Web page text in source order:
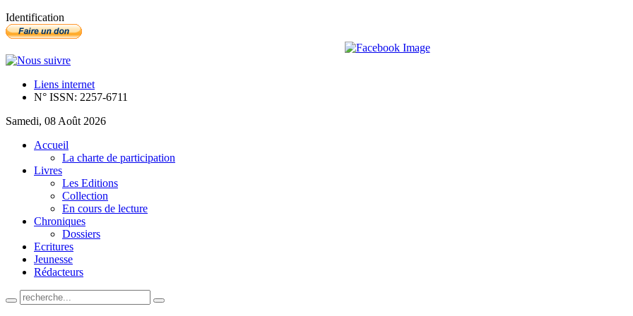
Identification
Liens internet
N° ISSN: 2257-6711
Samedi, 08 Août 2026
Accueil
La charte de participation
Livres
Les Editions
Collection
En cours de lecture
Chroniques
Dossiers
Ecritures
Jeunesse
Rédacteurs